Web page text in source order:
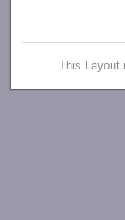
This Layout